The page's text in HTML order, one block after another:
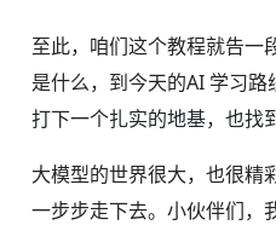
至此，咱们这个教程就告一
是什么，到今天的AI 学习
打下一个扎实的地基，也找
大模型的世界很大，也很精
一步步走下去。小伙伴们，